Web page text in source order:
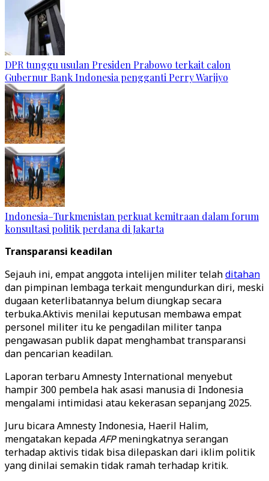
DPR tunggu usulan Presiden Prabowo terkait calon
Gubernur Bank Indonesia pengganti Perry Warjiyo
Indonesia–Turkmenistan perkuat kemitraan dalam forum
konsultasi politik perdana di Jakarta
Transparansi keadilan
Sejauh ini, empat anggota intelijen militer telahditahan
dan pimpinan lembaga terkait mengundurkan diri, meski
dugaan keterlibatannya belum diungkap secara
terbuka.Aktivis menilai keputusan membawa empat
personel militer itu ke pengadilan militer tanpa
pengawasan publik dapat menghambat transparansi
dan pencarian keadilan.
Laporan terbaru Amnesty International menyebut
hampir 300 pembela hak asasi manusia di Indonesia
mengalami intimidasi atau kekerasan sepanjang 2025.
Juru bicara Amnesty Indonesia, Haeril Halim,
mengatakan kepadaAFPmeningkatnya serangan
terhadap aktivis tidak bisa dilepaskan dari iklim politik
yang dinilai semakin tidak ramah terhadap kritik.